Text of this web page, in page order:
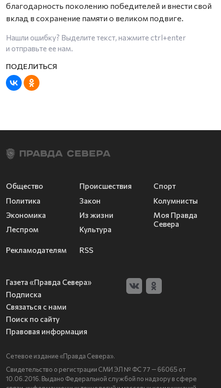
благодарность поколению победителей и внести свой
вклад в сохранение памяти о великом подвиге.
Нашли ошибку? Выделите текст, нажмите ctrl+enter
и отправьте ее нам.
Общество
Политика
Экономика
Леспром
Происшествия
Закон
Из жизни
Культура
Спорт
Колумнисты
Моя Правда
Севера
Рекламодателям RSS
Газета «Правда Севера»
Подписка
Связаться с нами
Поиск по сайту
Правовая информация
Сетевое издание «Правда Севера».
Свидетельство о регистрации СМИ ЭЛ № ФС 77 — 66065 от
10.06.2016. Выдано Федеральной службой по надзору в сфере